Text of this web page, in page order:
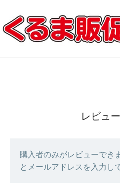
レビュ
購入者のみがレビューでき
とメールアドレスを入力し